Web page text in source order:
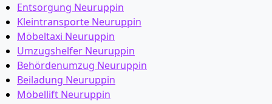
Entsorgung Neuruppin
Kleintransporte Neuruppin
Möbeltaxi Neuruppin
Umzugshelfer Neuruppin
Behördenumzug Neuruppin
Beiladung Neuruppin
Möbellift Neuruppin